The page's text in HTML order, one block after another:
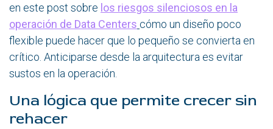
en este post sobre los riesgos silenciosos en la
operación de Data Centers cómo un diseño poco
flexible puede hacer que lo pequeño se convierta en
crítico. Anticiparse desde la arquitectura es evitar
sustos en la operación.
Una lógica que permite crecer sin
rehacer